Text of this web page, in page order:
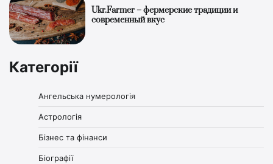
Ukr.Farmer – фермерские традиции и
современный вкус
Категорії
Ангельська нумерологія
Астрологія
Бізнес та фінанси
Біографії